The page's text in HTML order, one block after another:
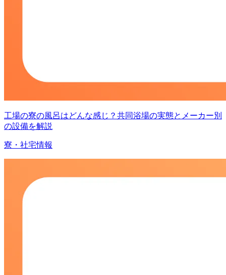
工場の寮の風呂はどんな感じ？共同浴場の実態とメーカー別
の設備を解説
寮・社宅情報